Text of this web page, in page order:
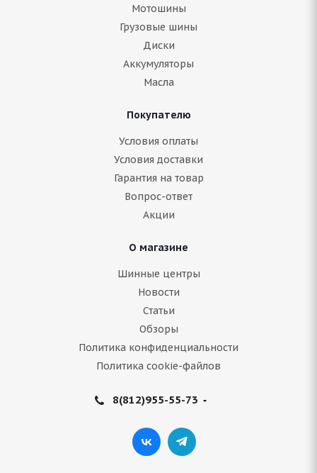
ARIVO ICE CLAW ARW7 235/50 R19 103T
Подробнее
Compasal Winter Stud 235/50 R19 103T
В наличии (менее 4 шт.)
Мотошины
Грузовые шины
Диски
Аккумуляторы
Масла
Покупателю
Условия оплаты
Условия доставки
Гарантия на товар
Вопрос-ответ
Акции
О магазине
Шинные центры
Новости
Статьи
Обзоры
Политика конфиденциальности
Политика cookie-файлов
8(812)955-55-73